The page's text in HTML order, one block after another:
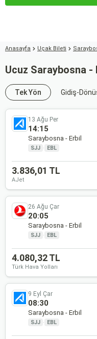
Anasayfa Uçak Bileti
Ucuz Saraybosna
Tek Yön Gidiş-
13 Ağu Per
14:15
Saraybosna - Erbil
SJJ · EBL
3.836,01 TL
AJet
26 Ağu Çar
20:05
Saraybosna - Erbil
SJJ · EBL
4.080,32 TL
Türk Hava Yolları
9 Eyl Çar
08:30
Saraybosna - Erbil
SJJ · EBL